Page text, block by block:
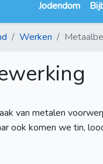
Jodendom
Werken
van metalen
ook komen we tin,